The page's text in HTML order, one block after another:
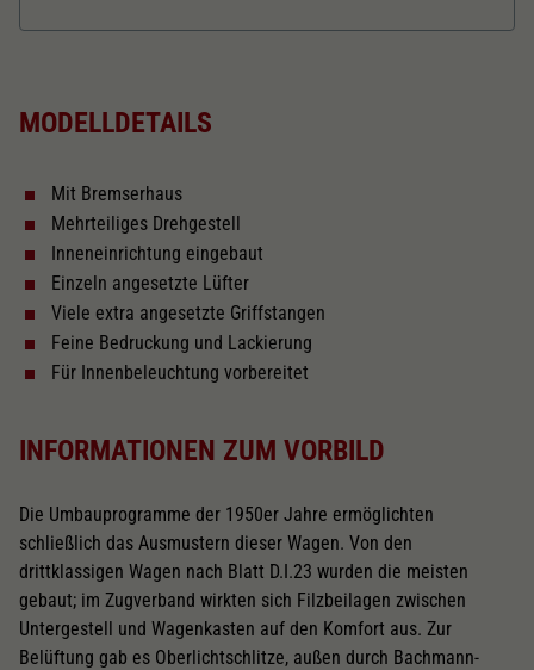
Inneneinrichtung
Innenbeleuchtung
Kurzkupplungskinematik
Tauschsatz für Wechselstrom
nachrüstbar
Schliessen
MODELLDETAILS
Mit Bremserhaus
Mehrteiliges Drehgestell
Inneneinrichtung eingebaut
Einzeln angesetzte Lüfter
Viele extra angesetzte Griffstangen
Feine Bedruckung und Lackierung
Für Innenbeleuchtung vorbereitet
INFORMATIONEN ZUM VORBILD
Die Umbauprogramme der 1950er Jahre ermöglichten
schließlich das Ausmustern dieser Wagen. Von den
drittklassigen Wagen nach Blatt D.I.23 wurden die meisten
gebaut; im Zugverband wirkten sich Filzbeilagen zwischen
Untergestell und Wagenkasten auf den Komfort aus. Zur
Belüftung gab es Oberlichtschlitze, außen durch Bachmann-
Einstellungen. Unter anderem eine zufällig